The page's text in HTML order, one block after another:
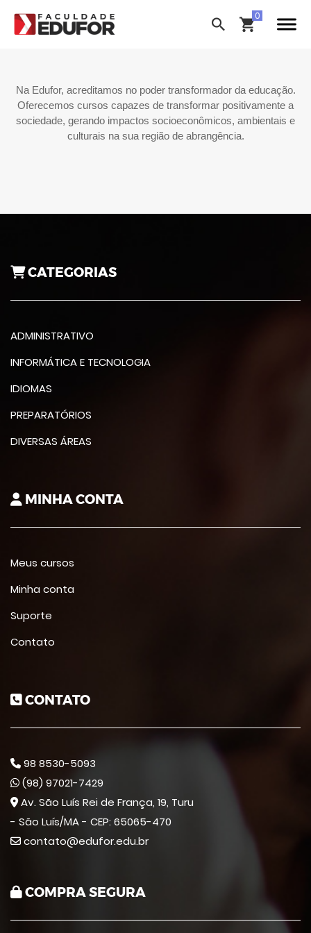
Na Edufor, acreditamos no poder transformador da educação.
Oferecemos cursos capazes de transformar positivamente a
sociedade, gerando impactos socioeconômicos, ambientais e
culturais na sua região de abrangência.
CATEGORIAS
ADMINISTRATIVO
INFORMÁTICA E TECNOLOGIA
IDIOMAS
PREPARATÓRIOS
DIVERSAS ÁREAS
MINHA CONTA
Meus cursos
Minha conta
Suporte
Contato
CONTATO
98 8530-5093
(98) 97021-7429
Av. São Luís Rei de França, 19, Turu
- São Luís/MA - CEP: 65065-470
contato@edufor.edu.br
COMPRA SEGURA